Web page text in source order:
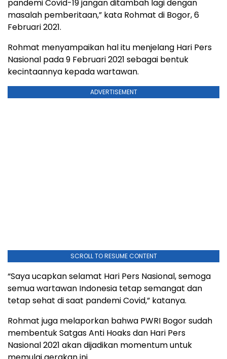
pandemi Covid-19 jangan ditambah lagi dengan
masalah pemberitaan,” kata Rohmat di Bogor, 6
Februari 2021.
Rohmat menyampaikan hal itu menjelang Hari Pers
Nasional pada 9 Februari 2021 sebagai bentuk
kecintaannya kepada wartawan.
ADVERTISEMENT
SCROLL TO RESUME CONTENT
“Saya ucapkan selamat Hari Pers Nasional, semoga
semua wartawan Indonesia tetap semangat dan
tetap sehat di saat pandemi Covid,” katanya.
Rohmat juga melaporkan bahwa PWRI Bogor sudah
membentuk Satgas Anti Hoaks dan Hari Pers
Nasional 2021 akan dijadikan momentum untuk